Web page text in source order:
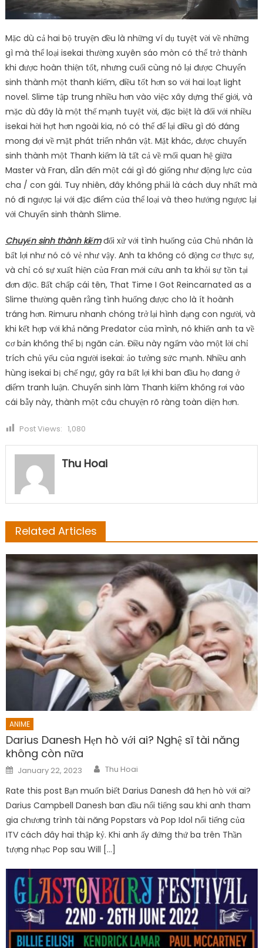
Mặc dù cả hai bộ truyện đều là những ví dụ tuyệt vời về những
gì mà thể loại isekai thường xuyên sáo mòn có thể trở thành
khi được hoàn thiện tốt, nhưng cuối cùng nó lại được Chuyển
sinh thành một thanh kiếm, điều tốt hơn so với hai loạt light
novel. Slime tập trung nhiều hơn vào việc xây dựng thế giới, và
mặc dù đây là một thế mạnh tuyệt vời, đặc biệt là đối với nhiều
isekai hời hợt hơn ngoài kia, nó có thể để lại điều gì đó đáng
mong đợi về mặt phát triển nhân vật. Mặt khác, được chuyển
sinh thành một Thanh kiếm là tất cả về mối quan hệ giữa
Master và Fran, dẫn đến một cái gì đó giống như động lực của
cha / con gái. Tuy nhiên, đây không phải là cách duy nhất mà
nó đi ngược lại với đặc điểm của thể loại và theo hướng ngược lại
với Chuyển sinh thành Slime.
Chuyển sinh thành kiếmđối xử với tình huống của Chủ nhân là
bất lợi như nó có vẻ như vậy. Anh ta không có động cơ thực sự,
và chỉ có sự xuất hiện của Fran mới cứu anh ta khỏi sự tồn tại
đơn độc. Bất chấp cái tên, That Time I Got Reincarnated as a
Slime thường quên rằng tình huống được cho là ít hoành
tráng hơn. Rimuru nhanh chóng trở lại hình dạng con người, và
khi kết hợp với khả năng Predator của mình, nó khiến anh ta về
cơ bản không thể bị ngăn cản. Điều này ngấm vào một lời chỉ
trích chủ yếu của người isekai: ảo tưởng sức mạnh. Nhiều anh
hùng isekai bị chế ngự, gây ra bất lợi khi ban đầu họ đang ở
điểm tranh luận. Chuyển sinh làm Thanh kiếm không rơi vào
cái bẫy này, thành một câu chuyện rõ ràng toàn diện hơn.
Post Views: 1,080
Thu Hoai
Related Articles
ANIME
Darius Danesh Hẹn hò với ai? Nghệ sĩ tài năng
không còn nữa
Posted
on
January 22, 2023 Author
Thu Hoai
Rate this post Bạn muốn biết Darius Danesh đã hẹn hò với ai?
Darius Campbell Danesh ban đầu nổi tiếng sau khi anh tham
gia chương trình tài năng Popstars và Pop Idol nổi tiếng của
ITV cách đây hai thập kỷ. Khi anh ấy đứng thứ ba trên Thần
tượng nhạc Pop sau Will […]